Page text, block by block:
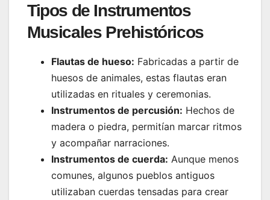
Tipos de Instrumentos
Musicales Prehistóricos
Flautas de hueso: Fabricadas a partir de
huesos de animales, estas flautas eran
utilizadas en rituales y ceremonias.
Instrumentos de percusión: Hechos de
madera o piedra, permitían marcar ritmos
y acompañar narraciones.
Instrumentos de cuerda: Aunque menos
comunes, algunos pueblos antiguos
utilizaban cuerdas tensadas para crear